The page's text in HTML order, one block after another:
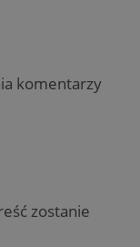
komentarzy
zostanie